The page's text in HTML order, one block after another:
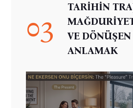
03
TARİHİN
VE
ANLAMAK